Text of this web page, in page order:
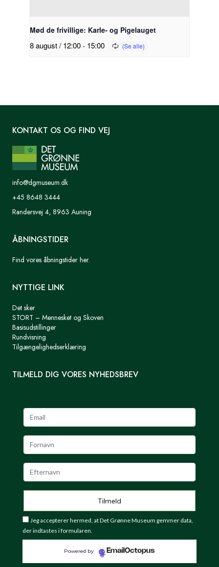
Mød de frivillige: Karle- og Pigelauget
8 august / 12:00- 15:00
KONTAKT OS OG FIND VEJ
info@dgmuseum.dk
+45 8648 3444
Randersvej 4, 8963 Auning
ÅBNINGSTIDER
Find vores åbningstider her.
NYTTIGE LINK
Det sker
STORT – Mennesket og Skoven
Basisudstillinger
Rundvisning
Tilgængelighedserklæring
TILMELD DIG VORES NYHEDSBREV
Jeg accepterer hermed, at Det Grønne Museum gemmer data,
der indtastes i formularen.
Powered by EmailOctopus